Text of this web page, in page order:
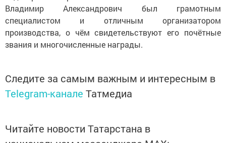
Владимир Александрович был грамотным
специалистом и отличным организатором
производства, о чём свидетельствуют его почётные
звания и многочисленные награды.
Следите за самым важным и интересным в
Telegram-канале Татмедиа
Читайте новости Татарстана в